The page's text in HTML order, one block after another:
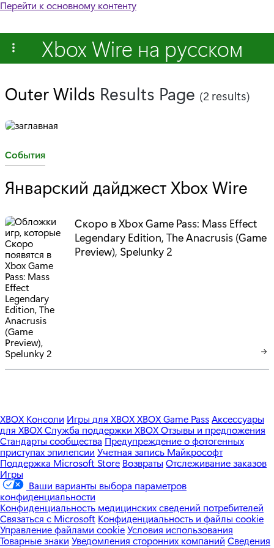
Перейти к основному контенту
Xbox Wire на русском
Outer Wilds Results Page (2 results)
C
t
g
o
r
y
:
События
Январский дайджест Xbox Wire
Скоро в Xbox Game Pass: Mass Effect
Legendary Edition, The Anacrusis (Game
Preview), Spelunky 2
XBOX Консоли Игры для XBOXXBOX Game PassАксессуары
для XBOXСлужба поддержки XBOXОтзывы и предложения
Стандарты сообщества Предупреждение о фотогенных
приступах эпилепсии Учетная запись Майкрософт
Поддержка Microsoft Store Возвраты Отслеживание заказов
Игры
Ваши варианты выбора параметров
конфиденциальности
Конфиденциальность медицинских сведений потребителей
Связаться с Microsoft Конфиденциальность и файлы cookie
Управление файлами cookieУсловия использования
Товарные знаки Уведомления сторонних компаний Сведения